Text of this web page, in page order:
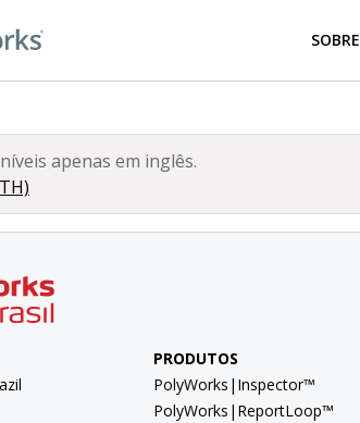
SOBRE
apenas em inglês.
PRODUTOS
PolyWorks|Inspector™
PolyWorks|ReportLoop™